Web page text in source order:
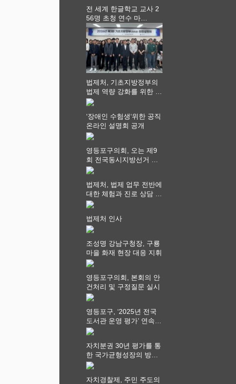
전 세계 한글학교 교사 2
56명 초청 연수 마
쳐...“수업은 더 깊게, 교
사 연결은 더 넓게”
법제처, 기초지방정부의
법제 역량 강화를 위한 전
라권 현장설명회 개최
‘장애인 수험생‘위한 공직
온라인 설명회 공개
영등포구의회, 오는 제9
회 전국동시지방선거 ‧
"공직사회는 어느 때보다
를 지켜야 할 것"
법제처, 법제 업무 전반에
대한 체험과 진로 상담 기
회 제공
법제처 인사
조성명 강남구청장, 구룡
마을 화재 현장 대응 지휘
영등포구의회, 본회의 안
건처리 및 구정질문 실시
영등포구, ‘2025년 전국
도서관 운영 평가’ 연속
최고 영예 장관상에서 ‘대
자치분권 30년 평가를 통
한 국가균형성장의 방향
과 과제 논의
자치경찰제, 주민 주도의